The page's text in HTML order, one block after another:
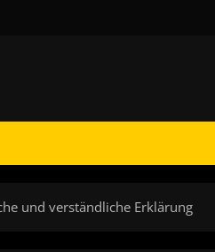
und verständliche Erklärung